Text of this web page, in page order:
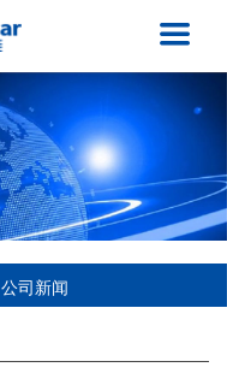
끀
公司新闻